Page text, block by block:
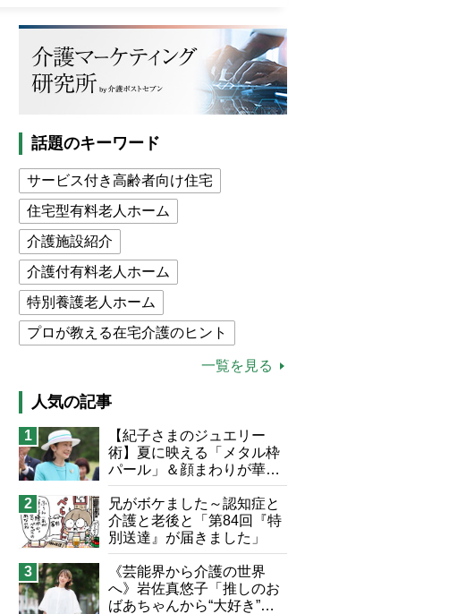
話題のキーワード
サービス付き高齢者向け住宅
住宅型有料老人ホーム
介護施設紹介
介護付有料老人ホーム
特別養護老人ホーム
プロが教える在宅介護のヒント
介護食
高木ブー
ケアマネジャー
猫が母になつきません
息子の遠距離介護サバイバル術
兄がボケました
便利なサービス
予防法
一覧を見る
人気の記事
1
【紀子さまのジュエリー
術】夏に映える「メタル枠
パール」＆顔まわりが華や
ぐ「揺れる一粒」の使い分
け方
2
兄がボケました～認知症と
介護と老後と「第84回『特
別送達』が届きました」
3
《芸能界から介護の世界
へ》岩佐真悠子「推しのお
ばあちゃんから“大好き”を